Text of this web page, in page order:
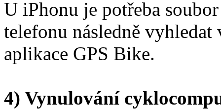
U iPhonu je potřeba
telefonu následně
aplikace GPS Bike.
4) Vynulování